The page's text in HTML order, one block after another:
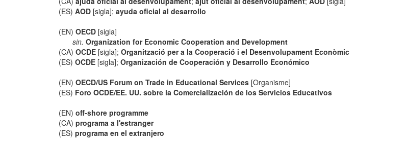
(ES)AOD [sigla];ayuda oficial al desarrollo
(EN)OECD [sigla]
sin. Organization for Economic Cooperation and Development
(CA)OCDE [sigla];Organització per a la Cooperació i el Desenvolupament Econòmic
(ES)OCDE [sigla];Organización de Cooperación y Desarrollo Económico
(EN)OECD/US Forum on Trade in Educational Services [Organisme]
(ES) Foro OCDE/EE. UU. sobre la Comercialización de los Servicios Educativos
(EN)off-shore programme
(CA)programa a l'estranger
(ES)programa en el extranjero